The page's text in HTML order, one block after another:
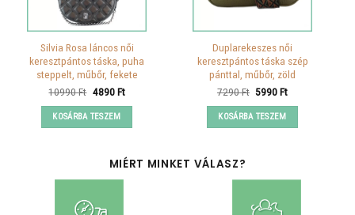
Silvia Rosa láncos női
keresztpántos táska, puha
steppelt, műbőr, fekete
10990Ft Original
was:
10990 Ft.
4890FtCurrent
KOSÁRBA TESZEM
Duplarekeszes női
keresztpántos táska szép
pánttal, műbőr, zöld
7290Ft Original
was:
7290 Ft.
5990FtCurrent
KOSÁRBA TESZEM
MIÉRT MINKET VÁLASZ?